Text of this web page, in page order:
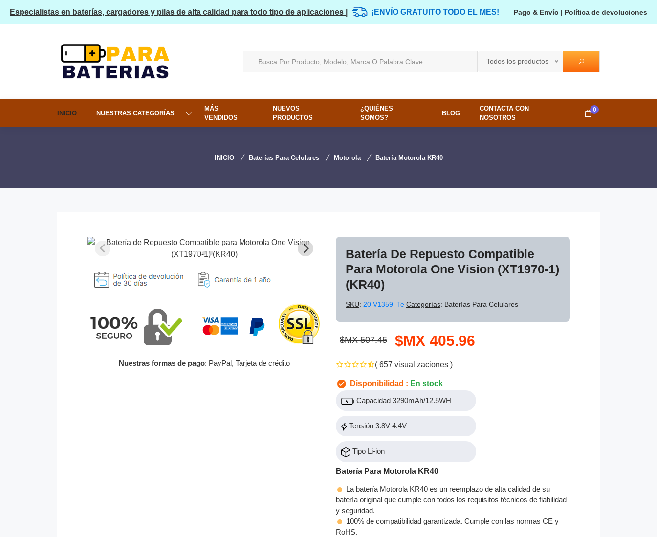
Especialistas en baterías, cargadores y pilas de alta calidad para todo tipo de aplicaciones | ¡ENVÍO GRATUITO TODO EL MES! Pago & Envío | Política de devoluciones
Todos los productos
INICIO NUESTRAS CATEGORÍAS
MÁS
VENDIDOS
NUEVOS
PRODUCTOS
¿QUIÉNES
SOMOS?
BLOG
CONTACTA CON
NOSOTROS
0
INICIO Baterías Para Celulares Motorola Batería Motorola KR40
Nuestras formas de pago: PayPal, Tarjeta de crédito
Batería De Repuesto Compatible
Para Motorola One Vision (XT1970-1)
(KR40)
SKU: 20IV1359_Te Categorías: Baterías Para Celulares
$MX 507.45 $MX 405.96
( 657 visualizaciones )
Disponibilidad : En stock
Capacidad 3290mAh/12.5WH
Tensión 3.8V 4.4V
Tipo Li-ion
Batería Para Motorola KR40
La batería Motorola KR40 es un reemplazo de alta calidad de su
batería original que cumple con todos los requisitos técnicos de fiabilidad
y seguridad.
100% de compatibilidad garantizada. Cumple con las normas CE y
RoHS.